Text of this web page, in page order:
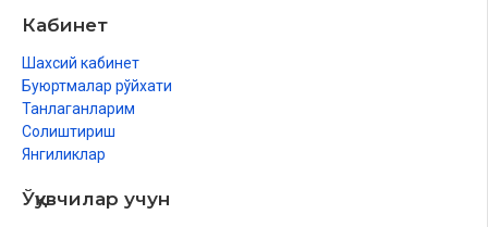
Кабинет
Шахсий кабинет
Буюртмалар рўйхати
Танлаганларим
Солиштириш
Янгиликлар
Ўқувчилар учун